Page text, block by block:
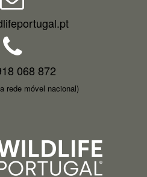
068 872
rede móvel nacional)